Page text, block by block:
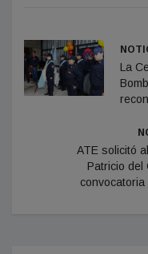
La
ATE solicitó
Patricio del
convocatoria